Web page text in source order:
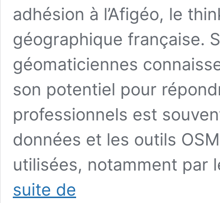
adhésion à l’Afigéo, le
géographique française.
géomaticiennes
son potentiel pour
professionnels est
données et les outils
utilisées, notamment
suite de